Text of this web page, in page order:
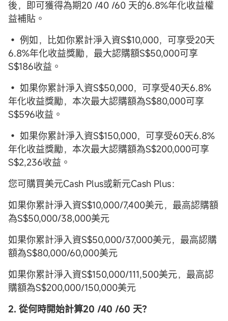
後，即可獲得為期20 /40 /60 天的6.8%年化收益權
益補貼。
• 例如，比如你累計淨入資S$10,000，可享受20天
6.8%年化收益獎勵，最大認購額S$50,000可享
S$186收益。
• 如果你累計淨入資S$50,000，可享受40天6.8%
年化收益獎勵，本次最大認購額為S$80,000可享
S$596收益。
• 如果你累計淨入資S$150,000，可享受60天6.8%
年化收益獎勵，本次最大認購額為S$200,000可享
S$2,236收益。
您可購買美元Cash Plus或新元Cash Plus：
如果你累計淨入資S$10,000/7,400美元，最高認購額
為S$50,000/38,000美元
如果你累計淨入資S$50,000/37,000美元，最高認購
額為S$80,000/60,000美元
如果你累計淨入資S$150,000/111,500美元，最高認
購額為S$200,000/150,000美元
2. 從何時開始計算20 /40 /60 天？